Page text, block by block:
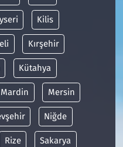
Kilis
Kırşehir
Kütahya
Mardin Mersin
Niğde
Rize Sakarya